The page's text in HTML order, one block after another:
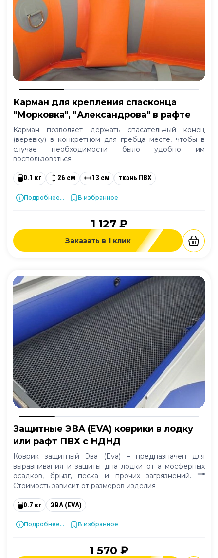
Карман для крепления спасконца
"Морковка", "Александрова" в рафте
Карман позволяет держать спасательный конец
(веревку) в конкретном для гребца месте, чтобы в
случае необходимости было удобно им
воспользоваться
0.1 кг 26 см 13 см ткань ПВХ
Подробнее... В избранное
1 127 ₽
Заказать в 1 клик
Защитные ЭВА (EVA) коврики в лодку
или рафт ПВХ с НДНД
Коврик защитный Эва (Eva) – предназначен для
выравнивания и защиты дна лодки от атмосферных
осадков, брызг, песка и прочих загрязнений. ***
Стоимость зависит от размеров изделия
0.7 кг ЭВА (EVA)
Подробнее... В избранное
1 570 ₽